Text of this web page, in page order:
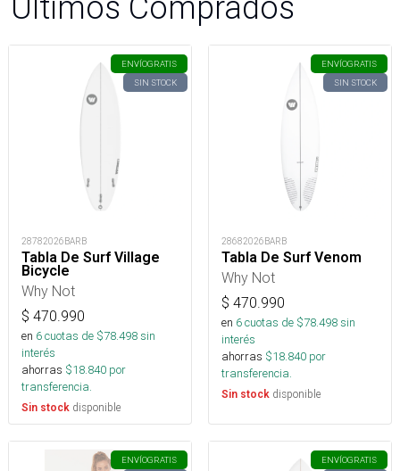
ENVÍOGRATIS
SIN STOCK
28782026BARB
Tabla De Surf Village
Bicycle
Why Not
$ 470.990
en 6cuotas de $78.498sin
interés
ahorras $18.840 por
transferencia.
Sin stock disponible
ENVÍOGRATIS
SIN STOCK
28682026BARB
Tabla De Surf Venom
Why Not
$ 470.990
en 6cuotas de $78.498sin
interés
ahorras $18.840 por
transferencia.
Sin stock disponible
ENVÍOGRATIS
ENVÍOGRATIS